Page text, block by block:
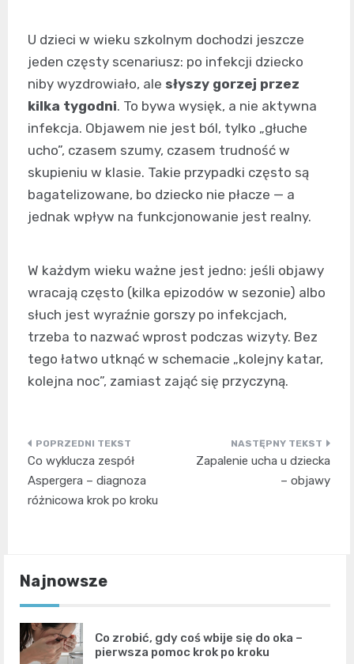
U dzieci w wieku szkolnym dochodzi jeszcze
jeden częsty scenariusz: po infekcji dziecko
niby wyzdrowiało, ale słyszy gorzej przez
kilka tygodni. To bywa wysięk, a nie aktywna
infekcja. Objawem nie jest ból, tylko „głuche
ucho”, czasem szumy, czasem trudność w
skupieniu w klasie. Takie przypadki często są
bagatelizowane, bo dziecko nie płacze — a
jednak wpływ na funkcjonowanie jest realny.
W każdym wieku ważne jest jedno: jeśli objawy
wracają często (kilka epizodów w sezonie) albo
słuch jest wyraźnie gorszy po infekcjach,
trzeba to nazwać wprost podczas wizyty. Bez
tego łatwo utknąć w schemacie „kolejny katar,
kolejna noc”, zamiast zająć się przyczyną.
Nawigacja
wpisu
Co wyklucza zespół
Aspergera – diagnoza
różnicowa krok po kroku
Zapalenie ucha u dziecka
– objawy
Najnowsze
Co zrobić, gdy coś wbije się do oka –
pierwsza pomoc krok po kroku